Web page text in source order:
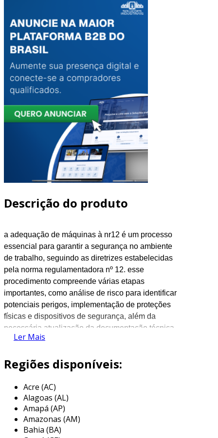
Descrição do produto
a adequação de máquinas à nr12 é um processo
essencial para garantir a segurança no ambiente
de trabalho, seguindo as diretrizes estabelecidas
pela norma regulamentadora nº 12. esse
procedimento compreende várias etapas
importantes, como análise de risco para identificar
potenciais perigos, implementação de proteções
físicas e dispositivos de segurança, além da
necessária atualização da documentação técnica.
a capacitação dos operadores é fundamental
cientes dos procedimentos de segurança a serem
acidentes e garantir que as máquinas operem em
conformidade com os requisitos legais e técnicos,
promovendo um ambiente mais seguro.
wengautengenharia, localizada em bauru, são
Ler Mais
Regiões disponíveis:
Acre (AC)
Alagoas (AL)
Amapá (AP)
Amazonas (AM)
Bahia (BA)